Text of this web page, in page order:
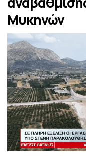
Μυκηνών